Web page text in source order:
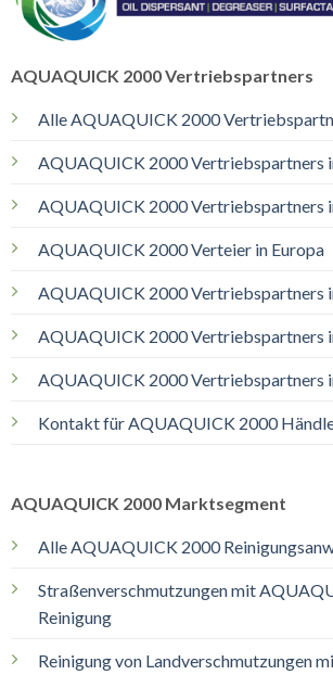
AQUAQUICK 2000 Vertriebspartners
Alle AQUAQUICK 2000
AQUAQUICK 2000 Vertriebspartners
AQUAQUICK 2000 Vertriebspartners
AQUAQUICK 2000 Verteier in Europa
AQUAQUICK 2000 Vertriebspartners
AQUAQUICK 2000 Vertriebspartners
AQUAQUICK 2000 Vertriebspartners
Kontakt für AQUAQUICK 2000
AQUAQUICK 2000 Marktsegment
Alle AQUAQUICK 2000
Straßenverschmutzungen mit
Reinigung
Reinigung von Landverschmutzungen